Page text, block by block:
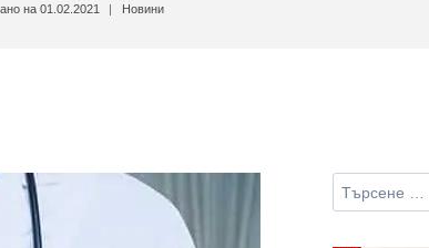
на 01.02.2021 Новини
Търсене
за: